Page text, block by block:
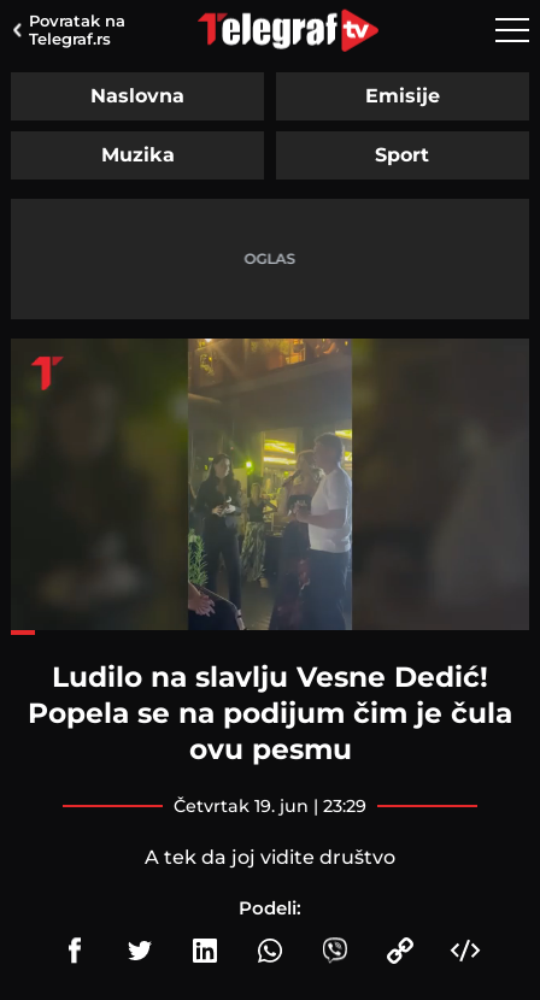
Povratak na
Telegraf.rs
Naslovna Emisije
Muzika Sport
Ludilo na slavlju Vesne Dedić!
Popela se na podijum čim je čula
ovu pesmu
četvrtak 19. jun | 23:29
A tek da joj vidite društvo
Podeli: